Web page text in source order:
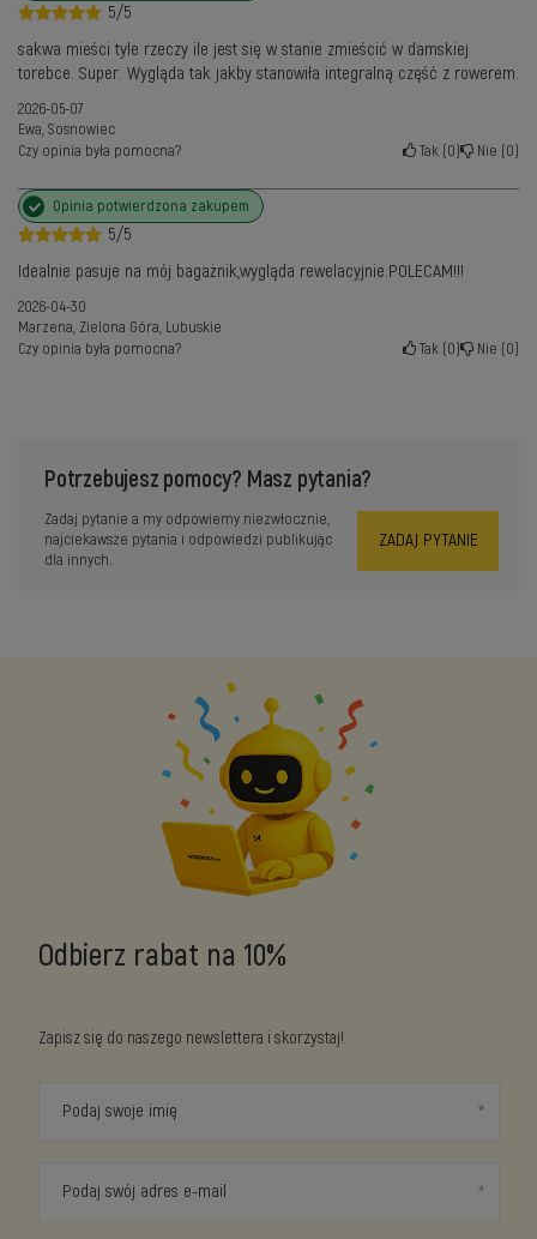
5/5
sakwa mieści tyle rzeczy ile jest się w stanie zmieścić w damskiej
torebce. Super. Wygląda tak jakby stanowiła integralną część z rowerem.
2026-05-07
Ewa, Sosnowiec
Czy opinia była pomocna?
Tak 0 Nie 0
5/5
Opinia potwierdzona zakupem
Idealnie pasuje na mój bagażnik,wygląda rewelacyjnie.POLECAM!!!
2026-04-30
Marzena, Zielona Góra, Lubuskie
Czy opinia była pomocna?
Tak 0 Nie 0
Potrzebujesz pomocy? Masz pytania?
Zadaj pytanie a my odpowiemy niezwłocznie,
najciekawsze pytania i odpowiedzi publikując
dla innych.
ZADAJ PYTANIE
Odbierz rabat na 10%
Zapisz się do naszego newslettera i skorzystaj!
Podaj swoje imię
Podaj swój adres e-mail